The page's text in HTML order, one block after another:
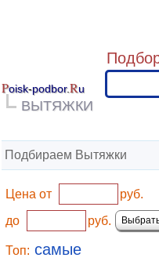
Poisk-podbor.Ru
ВЫТЯЖКИ
Подбираем Вытяжки
Цена от
руб.
до
руб.
Топ: самые